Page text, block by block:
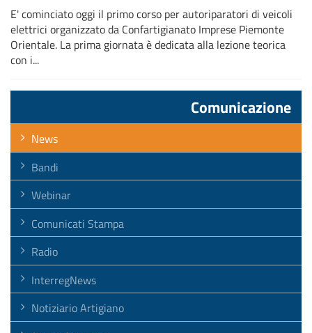
E' cominciato oggi il primo corso per autoriparatori di veicoli
elettrici organizzato da Confartigianato Imprese Piemonte
Orientale. La prima giornata è dedicata alla lezione teorica
con i...
Comunicazione
News
Bandi
Webinar
Comunicati Stampa
Radio
InterregNews
Notiziario Artigiano